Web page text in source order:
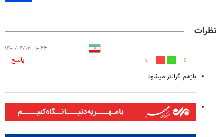
نظرات
۱۰:۲۳ - ۱۴۰۰/۰۴/۱۷
0
0
پاسخ
بازهم گرانتر میشود